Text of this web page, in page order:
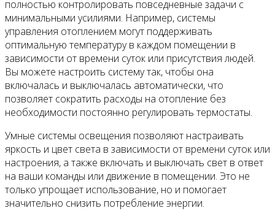
полностью контролировать повседневные задачи с
минимальными усилиями. Например, системы
управления отоплением могут поддерживать
оптимальную температуру в каждом помещении в
зависимости от времени суток или присутствия людей.
Вы можете настроить систему так, чтобы она
включалась и выключалась автоматически, что
позволяет сократить расходы на отопление без
необходимости постоянно регулировать термостаты.
Умные системы освещения позволяют настраивать
яркость и цвет света в зависимости от времени суток или
настроения, а также включать и выключать свет в ответ
на ваши команды или движение в помещении. Это не
только упрощает использование, но и помогает
значительно снизить потребление энергии.